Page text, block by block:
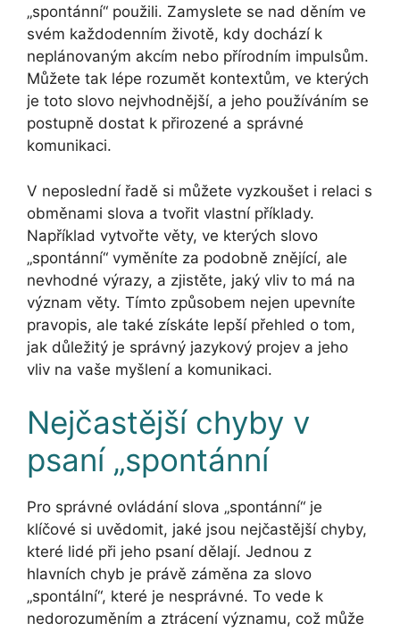
„spontánní“ použili. Zamyslete se nad děním ve
svém každodenním životě, kdy dochází k
neplánovaným akcím nebo přírodním impulsům.
Můžete tak lépe rozumět kontextům, ve kterých
je toto slovo nejvhodnější, a jeho používáním se
postupně dostat k přirozené a správné
komunikaci.
V neposlední řadě si můžete vyzkoušet i relaci s
obměnami slova a tvořit vlastní příklady.
Například vytvořte věty, ve kterých slovo
„spontánní“ vyměníte za podobně znějící, ale
nevhodné výrazy, a zjistěte, jaký vliv to má na
význam věty. Tímto způsobem nejen upevníte
pravopis, ale také získáte lepší přehled o tom,
jak důležitý je správný jazykový projev a jeho
vliv na vaše myšlení a komunikaci.
Nejčastější chyby v
psaní „spontánní
Pro správné ovládání slova „spontánní“ je
klíčové si uvědomit, jaké jsou nejčastější chyby,
které lidé při jeho psaní dělají. Jednou z
hlavních chyb je právě záměna za slovo
„spontální“, které je nesprávné. To vede k
nedorozuměním a ztrácení významu, což může